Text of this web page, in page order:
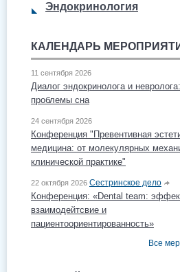
Эндокринология
КАЛЕНДАРЬ
11 сентября 2026
Диалог эндокринолога и невролога:
проблемы сна
24 сентября 2026
Конференция "Превентивная
медицина: от молекулярных
клинической практике"
22 октября 2026 Сестринское дело
Конференция: «Dental team:
взаимодейтсвие и
пациентоориентированность»
Все